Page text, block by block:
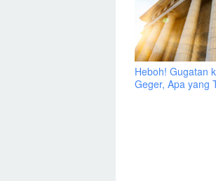
Heboh! Gugatan
Geger, Apa yang